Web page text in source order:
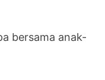
bersama anak-